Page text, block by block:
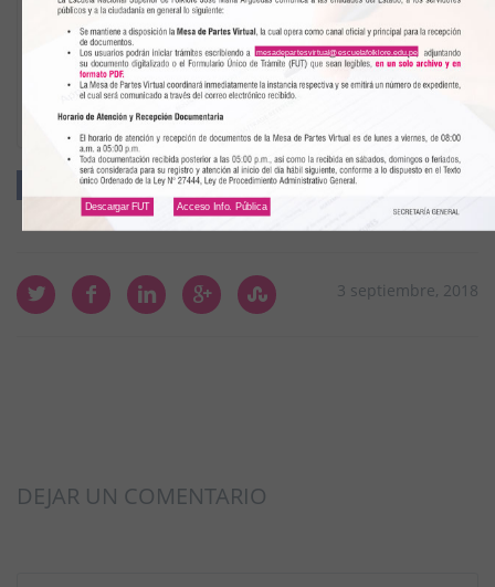
como primera agrupación oficial de la Nación, y
acercarnos a los personajes y sucesos que marcaron la
época dorada del folklore peruano.
Facebook Twitter Google+ Linkedin Pin It
3 septiembre, 2018
DEJAR UN COMENTARIO
Descargar FUT Acceso Info. Pública
mesadepartesvirtual@escuelafolklore.edu.pe